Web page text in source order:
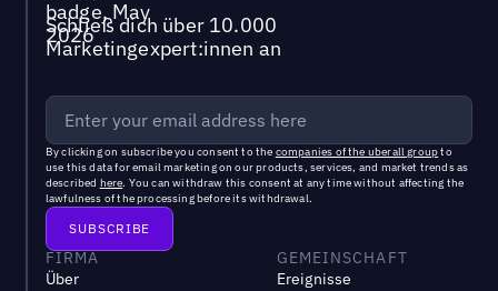
Schließ dich über 10.000
Marketingexpert:innen an
By clicking on subscribe you consent to the companies of the uberall groupto
use this data for email marketing on our products, services, and market trends as
described here. You can withdraw this consent at any time without affecting the
lawfulness of the processing before its withdrawal.
FIRMA
Über
GEMEINSCHAFT
Ereignisse